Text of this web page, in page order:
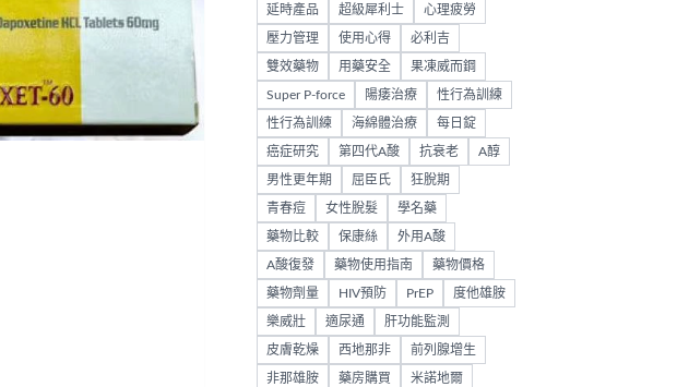
延時產品 超級犀利士 心理疲勞
壓力管理 使用心得 必利吉
雙效藥物 用藥安全 果凍威而鋼
Super P-force 陽痿治療 性行為訓練
性行為訓練 海綿體治療 每日錠
癌症研究 第四代A酸 抗衰老 A醇
男性更年期 屈臣氏 狂脫期
青春痘 女性脫髮 學名藥
藥物比較 保康絲 外用A酸
A酸復發 藥物使用指南 藥物價格
藥物劑量 HIV預防 PrEP 度他雄胺
樂威壯 適尿通 肝功能監測
皮膚乾燥 西地那非 前列腺增生
非那雄胺 藥房購買 米諾地爾